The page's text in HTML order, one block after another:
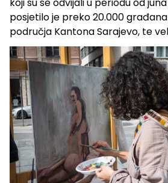
koji su se odvijali u periodu od
posjetilo je preko 20.000
područja Kantona Sarajevo, te